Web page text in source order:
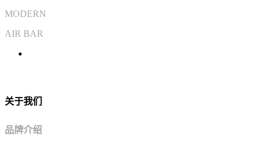
MODERN
AIR BAR
关于我们
品牌介绍